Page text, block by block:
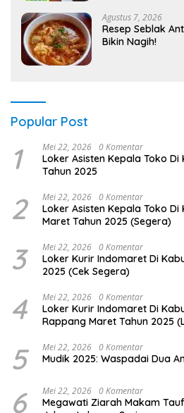
Agustus 7, 2026
Resep Seblak
Bikin Nagih!
Popular Post
1 Mei 22, 2026 0 Komentar
Loker Asisten Kepala Toko
Tahun 2025
2 Mei 22, 2026 0 Komentar
Loker Asisten Kepala Toko
Maret Tahun 2025 (Segera)
3 Mei 22, 2026 0 Komentar
Loker Kurir Indomaret Di
2025 (Cek Segera)
4 Mei 22, 2026 0 Komentar
Loker Kurir Indomaret Di
Rappang Maret Tahun 2025
5 Mei 22, 2026 0 Komentar
Mudik 2025: Waspadai Dua
6 Mei 22, 2026 0 Komentar
Megawati Ziarah Makam